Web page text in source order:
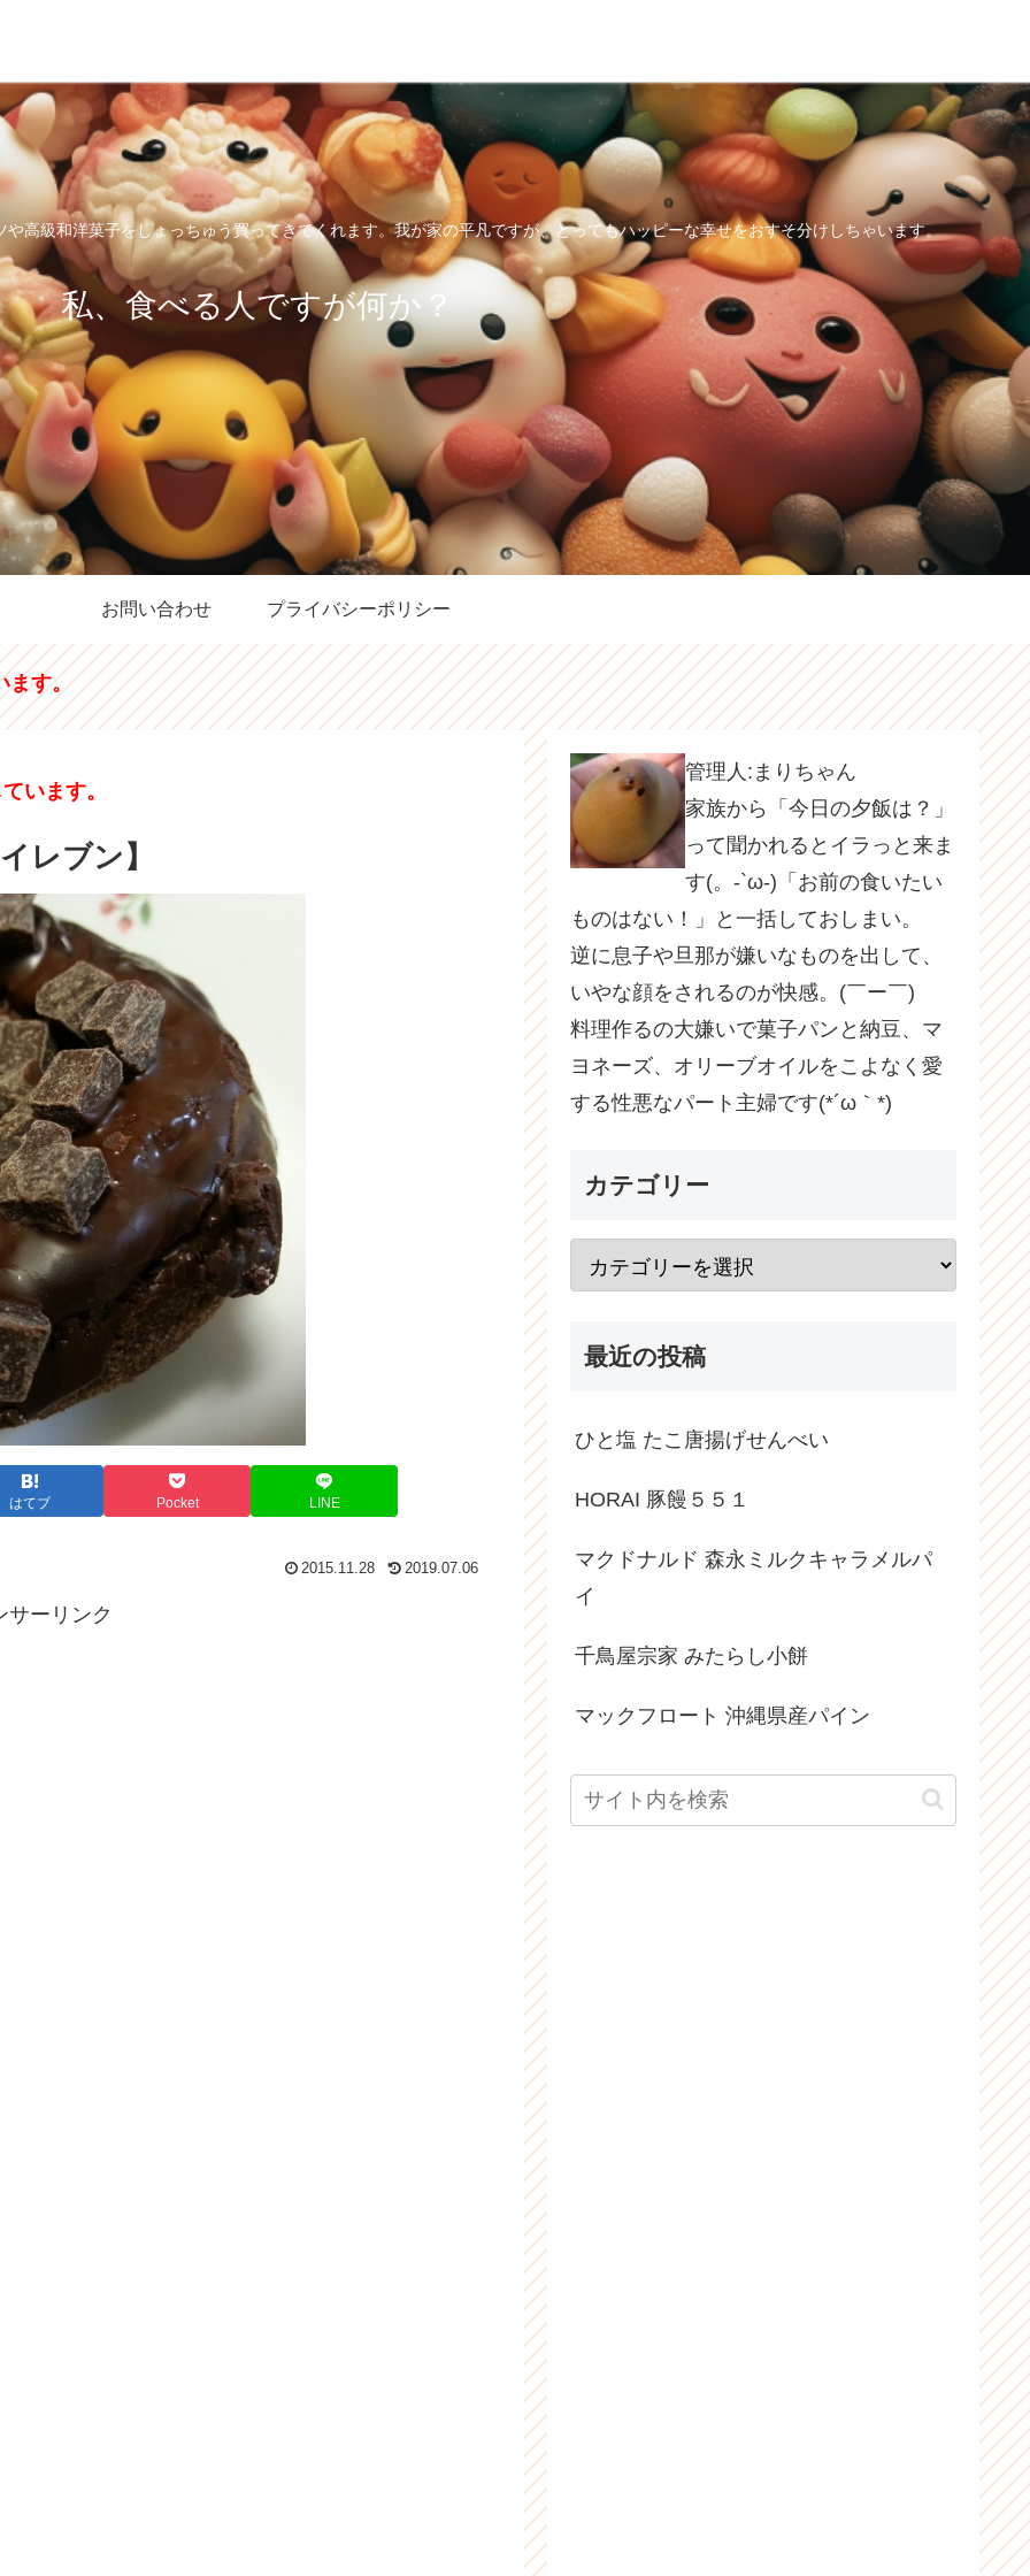
高級和洋菓子をしょっちゅう買ってきてくれます。我が家の平凡ですが、とってもハッピーな幸せをおすそ分けしちゃいます。
私、食べる人ですが何か？
お問い合わせ プライバシーポリシー
ます。
います。
レブン】
はてブ Pocket LINE
2015.11.28 2019.07.06
サーリンク
管理人:まりちゃん
家族から「今日の夕飯は？」
って聞かれるとイラっと来ま
す(。-`ω-)「お前の食いたい
ものはない！」と一括しておしまい。
逆に息子や旦那が嫌いなものを出して、
いやな顔をされるのが快感。(￣ー￣)
料理作るの大嫌いで菓子パンと納豆、マ
ヨネーズ、オリーブオイルをこよなく愛
する性悪なパート主婦です(*´ω｀*)
カテゴリー
最近の投稿
ひと塩 たこ唐揚げせんべい
HORAI 豚饅５５１
マクドナルド 森永ミルクキャラメルパ
イ
千鳥屋宗家 みたらし小餅
マックフロート 沖縄県産パイン